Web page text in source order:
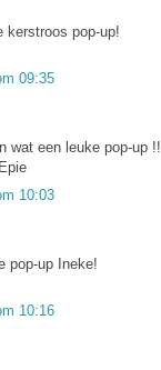
kerstroos pop-up!
09:35
wat een leuke pop-up !!
10:03
pop-up Ineke!
10:16